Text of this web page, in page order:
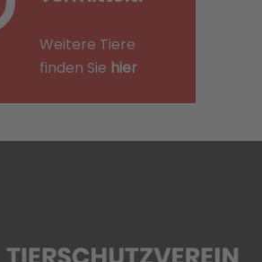
Weitere Tiere
finden Sie hier